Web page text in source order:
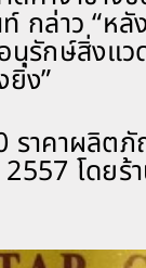
กล่าว “ห
รักษ์สิ่งแว
ง”
ราคาผลิต
โดย